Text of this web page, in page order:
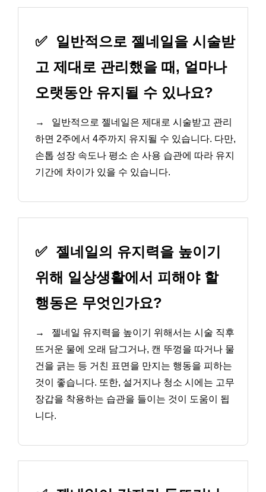
✅
일반적으로 젤네일을 시술받
고 제대로 관리했을 때, 얼마나
오랫동안 유지될 수 있나요?
→
일반적으로 젤네일은 제대로 시술받고 관리
하면 2주에서 4주까지 유지될 수 있습니다. 다만,
손톱 성장 속도나 평소 손 사용 습관에 따라 유지
기간에 차이가 있을 수 있습니다.
✅ 젤네일의 유지력을 높이기
위해 일상생활에서 피해야 할
행동은 무엇인가요?
→
젤네일 유지력을 높이기 위해서는 시술 직후
뜨거운 물에 오래 담그거나, 캔 뚜껑을 따거나 물
건을 긁는 등 거친 표면을 만지는 행동을 피하는
것이 좋습니다. 또한, 설거지나 청소 시에는 고무
장갑을 착용하는 습관을 들이는 것이 도움이 됩
니다.